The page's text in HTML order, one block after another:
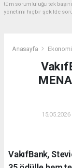
tüm sorumluluğu tek
yönetimi hiçbir şekilde
Anasayfa Ekonomi
VakıfBank,